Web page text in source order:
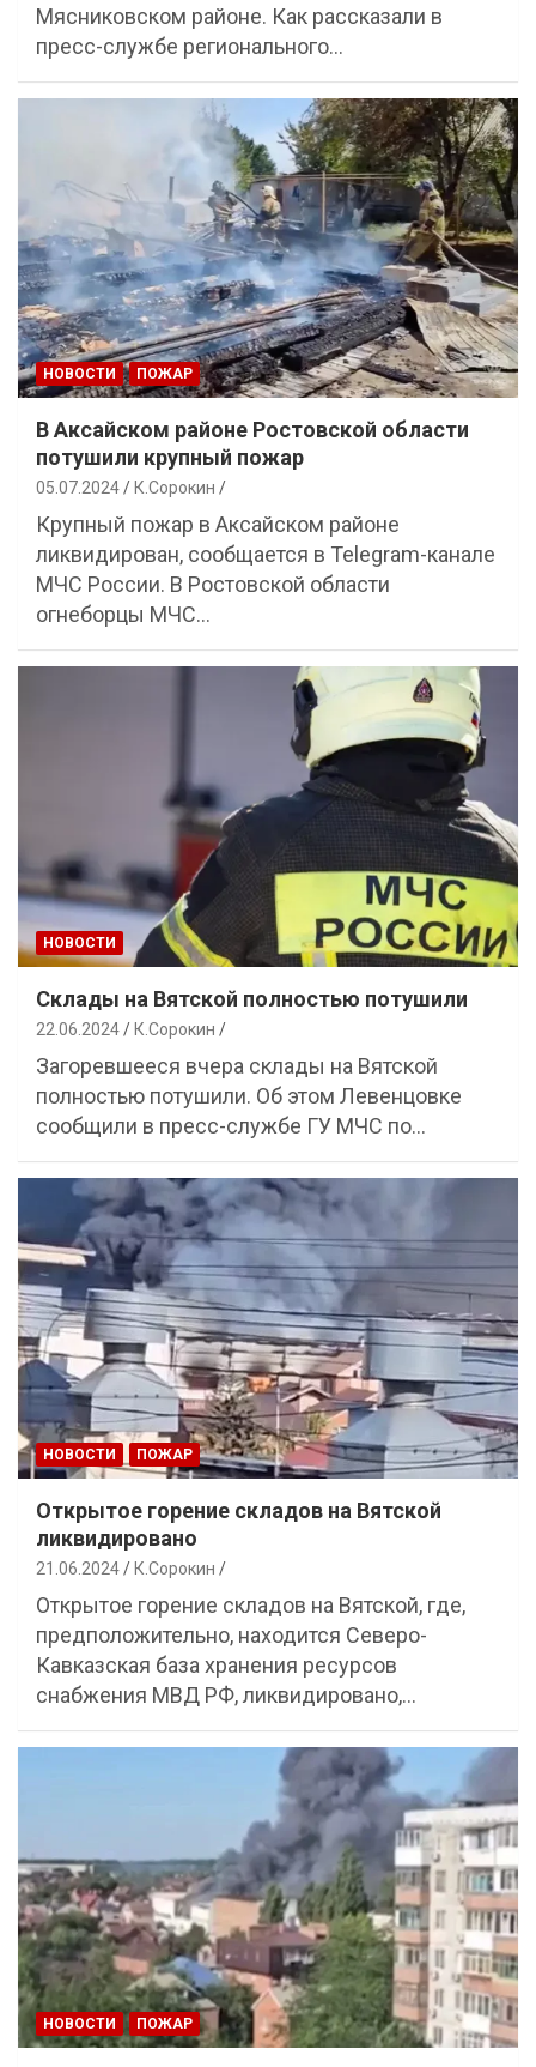
Мясниковском районе. Как рассказали в
пресс-службе регионального…
НОВОСТИ ПОЖАР
В Аксайском районе Ростовской области
потушили крупный пожар
05.07.2024 К.Сорокин
Крупный пожар в Аксайском районе
ликвидирован, сообщается в Telegram-канале
МЧС России. В Ростовской области
огнеборцы МЧС…
НОВОСТИ
Склады на Вятской полностью потушили
22.06.2024 К.Сорокин
Загоревшееся вчера склады на Вятской
полностью потушили. Об этом Левенцовке
сообщили в пресс-службе ГУ МЧС по…
НОВОСТИ ПОЖАР
Открытое горение складов на Вятской
ликвидировано
21.06.2024 К.Сорокин
Открытое горение складов на Вятской, где,
предположительно, находится Северо-
Кавказская база хранения ресурсов
снабжения МВД РФ, ликвидировано,…
НОВОСТИ ПОЖАР